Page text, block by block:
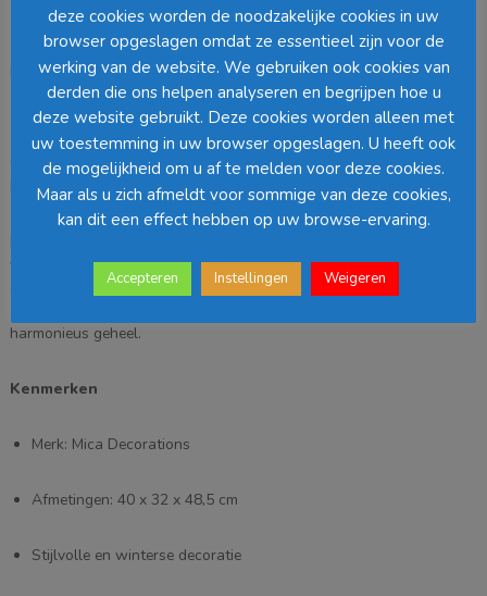
aantal
Beschrijving
Breng winterse charme in huis met deze decoratieve ijsbeer van
Mica Decorations. Met zijn royale afmetingen van40 x 32 x 48,5
is dit een echte eyecatcher in ieder interieur. De gedetailleerde
afwerking en realistische uitstraling maken de ijsbeer perfect als
feestelijke decoratie tijdens de wintermaanden, maar hij komt ook
het hele jaar door prachtig tot zijn recht als stijlvol accent.
van een sfeervol wintertafereel. Dankzij het stevige materiaal is hij
duurzaam en blijft hij seizoen na seizoen mooi. Combineer hem met
harmonieus geheel.
Kenmerken
Merk: Mica Decorations
Afmetingen: 40 x 32 x 48,5 cm
Stijlvolle en winterse decoratie
deze cookies worden de noodzakelijke cookies in uw
browser opgeslagen omdat ze essentieel zijn voor de
werking van de website. We gebruiken ook cookies van
derden die ons helpen analyseren en begrijpen hoe u
deze website gebruikt. Deze cookies worden alleen met
uw toestemming in uw browser opgeslagen. U heeft ook
de mogelijkheid om u af te melden voor deze cookies.
Maar als u zich afmeldt voor sommige van deze cookies,
kan dit een effect hebben op uw browse-ervaring.
Accepteren Instellingen Weigeren